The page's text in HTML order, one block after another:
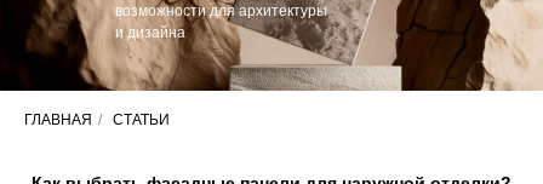
возможности для архитектуры
и дизайна
ГЛАВНАЯ / СТАТЬИ